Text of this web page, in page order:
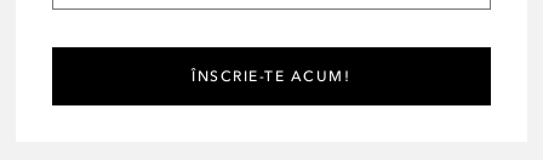
ÎNSCRIE-TE ACUM!